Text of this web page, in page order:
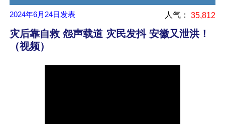
2024年6月24日 发表 人气： 35,812
灾后靠自救 怨声载道 灾民发抖 安徽又泄洪！
（视频）